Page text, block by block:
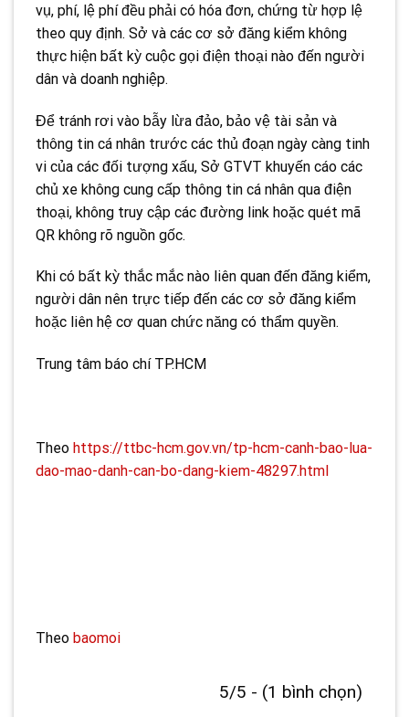
vụ, phí, lệ phí đều phải có hóa đơn, chứng từ hợp lệ
theo quy định. Sở và các cơ sở đăng kiểm không
thực hiện bất kỳ cuộc gọi điện thoại nào đến người
dân và doanh nghiệp.
Để tránh rơi vào bẫy lừa đảo, bảo vệ tài sản và
thông tin cá nhân trước các thủ đoạn ngày càng tinh
vi của các đối tượng xấu, Sở GTVT khuyến cáo các
chủ xe không cung cấp thông tin cá nhân qua điện
thoại, không truy cập các đường link hoặc quét mã
QR không rõ nguồn gốc.
Khi có bất kỳ thắc mắc nào liên quan đến đăng kiểm,
người dân nên trực tiếp đến các cơ sở đăng kiểm
hoặc liên hệ cơ quan chức năng có thẩm quyền.
Trung tâm báo chí TP.HCM
Theo https://ttbc-hcm.gov.vn/tp-hcm-canh-bao-lua-
dao-mao-danh-can-bo-dang-kiem-48297.html
Theo baomoi
5/5 - (1 bình chọn)